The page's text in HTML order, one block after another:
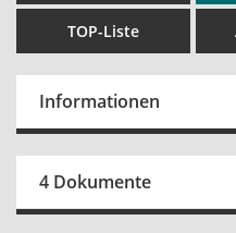
TOP-Liste
Informationen
4 Dokumente